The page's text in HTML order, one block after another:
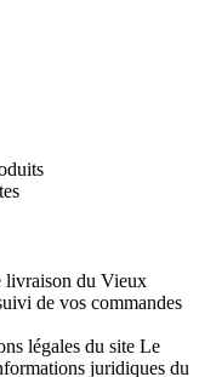
livraison du Vieux
de vos commandes
légales du site Le
juridiques du